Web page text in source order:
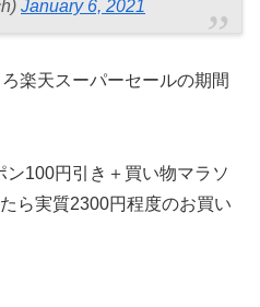
January 6, 2021
楽天スーパーセールの期間
100円引き＋買い物マラソ
ら実質2300円程度のお買い